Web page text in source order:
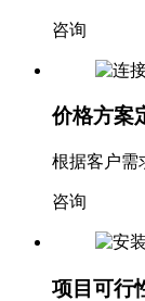
咨询
价格方案
根据客户需
咨询
项目可行